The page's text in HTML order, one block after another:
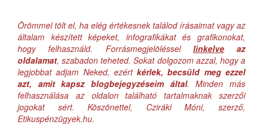
Örömmel tölt el, ha elég értékesnek találod írásaimat vagy az
általam készített képeket, infografikákat és grafikonokat,
hogy felhasználd. Forrásmegjelöléssel linkelveaz
oldalamat, szabadon teheted. Sokat dolgozom azzal, hogy a
legjobbat adjam Neked, ezértkérlek, becsüld meg ezzel
azt, amit kapsz blogbejegyzéseim által. Minden más
felhasználása az oldalon található tartalmaknak szerzői
jogokat sért. Köszönettel, Cziráki Móni, szerző,
Etikuspénzügyek.hu.